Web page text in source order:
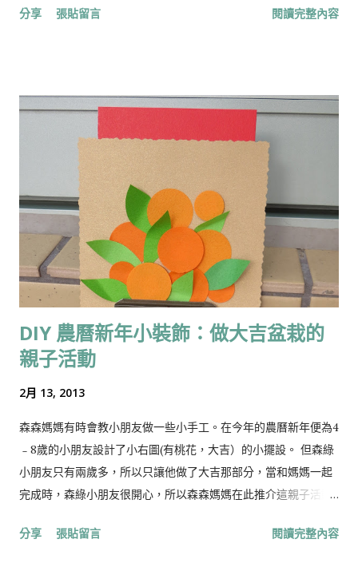
1/3個，視乎其大小) 2. 南瓜 （分量為紅菜頭的兩倍） 做法： 1.
文稱Beetroot，學名為Beta vulgaris L.，它的葉脈和葉柄都帶
紅色，根部脹大成圓球形，這種蔬菜適宜生長在冷涼氣候，在香
港天涼季節也可以栽種。由於根部含糖粉很高，所以在北歐地區
沒有甘蔗，就用它來造糖。 於街市或超市選購紅菜頭，可以挑外
皮光滑結實的，若是皺皮則是乾水貨色了。買回家之後洗淨，待
乾後放入雪櫃可保存很久。 作為一種護肝的食物，紅菜頭可說是
首選。在歐洲民間與草藥治療師的心目中，紅菜頭的地位就好比
中國的靈芝，是用來進貢的寶物。 紅菜頭含有豐富的礦物質；其
錳含量是所有植物中最高的，錳可與鐵結合成肝臟和紅血球所需
的養分。同時100克紅菜頭所含的葉酸，已足夠一個人每日所需
的 50%，而葉酸又是身體製造紅血球不可缺少的物質，可見其補
血功能很強。據研究發現，從紅菜頭萃取的結晶物質具有抑制血
先刨皮，由於紅菜頭帶鹼性，所以雙手在處理過程中沾上的紅色
汁液不易洗去；碰到這種情況時不妨先用檸檬汁擦手再洗，就容
易洗得乾淨。 紅菜頭在歐洲地位媲美中國的靈芝，紅菜頭鐵質豐
富有助補血，且葉酸含量高有益幼兒（或孕婦胎兒）脊椎發育，
不過它受歡迎的原因不止這些。 紅菜頭纖維極高，能幫助消化，
者補血的最佳天然食品，長期食用還有助降血壓。 紅菜頭除了根
分享 張貼留言 閱讀完整內容
DIY 農曆新年小裝飾：做大吉盆栽的
親子活動
2月 13, 2013
森森媽媽有時會教小朋友做一些小手工。在今年的農曆新年便為4
﹣8歲的小朋友設計了小右圖(有桃花，大吉）的小擺設。 但森綠
小朋友只有兩歲多，所以只讓他做了大吉那部分，當和媽媽一起
完成時，森綠小朋友很開心，所以森森媽媽在此推介這親子活動!
材料： 1．橙色手工紙 （用作大吉） 2．綠色手工紙 （用作綠
分享 張貼留言 閱讀完整內容